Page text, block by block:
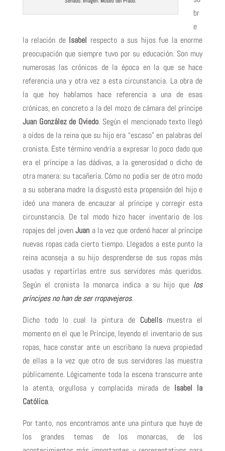
br
e
la relación de Isabel respecto a sus hijos fue la enorme
preocupación que siempre tuvo por su educación. Son muy
numerosas las crónicas de la época en la que se hace
referencia una y otra vez a esta circunstancia. La obra de
la que hoy hablamos hace referencia a una de esas
crónicas, en concreto a la del mozo de cámara del príncipe
Juan González de Oviedo. Según el mencionado texto llegó
a oídos de la reina que su hijo era “escaso” en palabras del
cronista. Este término vendría a expresar lo poco dado que
era el príncipe a las dádivas, a la generosidad o dicho de
otra manera: su tacañería. Cómo no podía ser de otro modo
a su soberana madre la disgustó esta propensión del hijo e
ideó una manera de encauzar al príncipe y corregir esta
circunstancia. De tal modo hizo hacer inventario de los
ropajes del jovenJuan a la vez que ordenó hacer al príncipe
nuevas ropas cada cierto tiempo. Llegados a este punto la
reina aconseja a su hijo desprenderse de sus ropas más
usadas y repartirlas entre sus servidores más queridos.
Según el cronista la monarca indica a su hijo que los
príncipes no han de ser rropavejeros.
Dicho todo lo cual la pintura de Cubellsmuestra el
momento en el que le Príncipe, leyendo el inventario de sus
ropas, hace constar ante un escribano la nueva propiedad
de ellas a la vez que otro de sus servidores las muestra
públicamente. Lógicamente toda la escena transcurre ante
la atenta, orgullosa y complacida mirada deIsabel la
Católica.
Por tanto, nos encontramos ante una pintura que huye de
los grandes temas de los monarcas, de los